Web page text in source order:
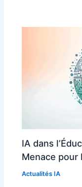
IA dans
Menace pour
Actualités IA